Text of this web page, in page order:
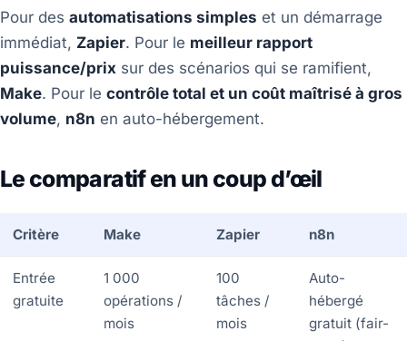
Pour des automatisations simples et un démarrage
immédiat, Zapier. Pour le meilleur rapport
puissance/prix sur des scénarios qui se ramifient,
Make. Pour le contrôle total et un coût maîtrisé à gros
volume, n8n en auto-hébergement.
Le comparatif en un coup d’œil
Critère Make Zapier n8n
Entrée
gratuite
1 000
opérations /
mois
100
tâches /
mois
Auto-
hébergé
gratuit (fair-